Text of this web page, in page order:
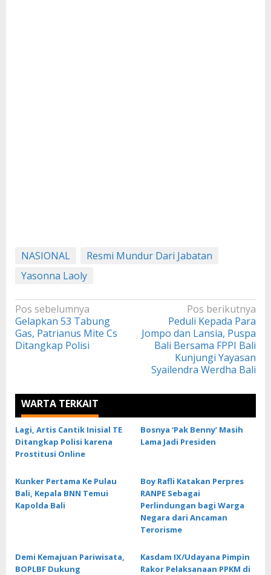
NASIONAL
Resmi Mundur Dari Jabatan
Yasonna Laoly
Navigasi
pos
Pos sebelumnya
Gelapkan 53 Tabung
Gas, Patrianus Mite Cs
Ditangkap Polisi
Pos berikutnya
Peduli Kepada Para
Jompo dan Lansia, Puspa
Bali Bersama FPPI Bali
Kunjungi Yayasan
Syailendra Werdha Bali
WARTA TERKAIT
Lagi, Artis Cantik Inisial TE
Ditangkap Polisi karena
Prostitusi Online
Bosnya ‘Pak Benny’ Masih
Lama Jadi Presiden
Kunker Pertama Ke Pulau
Bali, Kepala BNN Temui
Kapolda Bali
Boy Rafli Katakan Perpres
RANPE Sebagai
Perlindungan bagi Warga
Negara dari Ancaman
Terorisme
Demi Kemajuan Pariwisata,
BOPLBF Dukung
Kasdam IX/Udayana Pimpin
Rakor Pelaksanaan PPKM di